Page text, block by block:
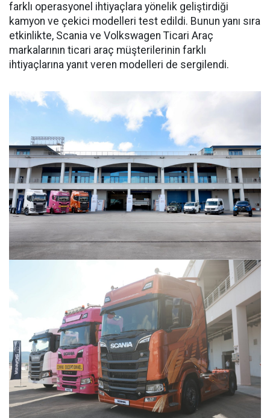
farklı operasyonel ihtiyaçlara yönelik geliştirdiği
kamyon ve çekici modelleri test edildi. Bunun yanı sıra
etkinlikte, Scania ve Volkswagen Ticari Araç
markalarının ticari araç müşterilerinin farklı
ihtiyaçlarına yanıt veren modelleri de sergilendi.